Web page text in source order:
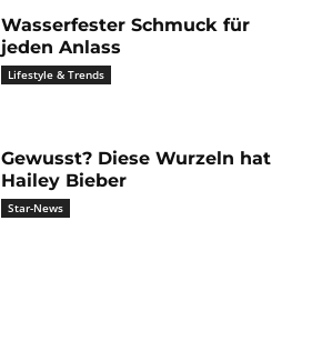
Wasserfester Schmuck für
jeden Anlass
Lifestyle & Trends
Gewusst? Diese Wurzeln hat
Hailey Bieber
Star-News